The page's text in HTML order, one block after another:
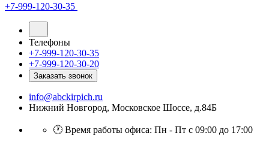
+7-999-120-30-35
Телефоны
+7-999-120-30-35
+7-999-120-30-20
Заказать звонок
info@abckirpich.ru
Нижний Новгород, Московское Шоссе, д.84Б
🕐 Время работы офиса: Пн - Пт с 09:00 до 17:00